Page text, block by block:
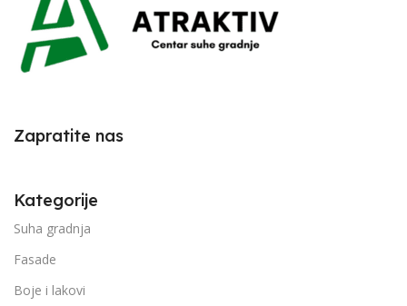
Zapratite nas
Kategorije
Suha gradnja
Fasade
Boje i lakovi